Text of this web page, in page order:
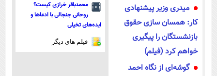
میدری وزیر پیشنهادی
کار: همسان سازی حقوق
بازنشستگان را پیگیری
خواهم کرد (فیلم)
گوشه‌ای از نگاه احمد
محمدباقر خرازی کیست؟
روحانی جنجالی با ادعاها و
ایده‌های تخیلی
فیلم های دیگر